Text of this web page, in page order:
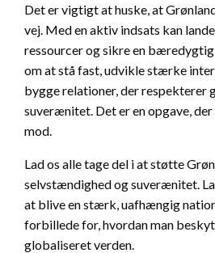
Det er vigtigt at huske, at
vej. Med en aktiv indsats kan
ressourcer og sikre en
om at stå fast, udvikle stærke
bygge relationer, der respekterer
suverænitet. Det er en opgave,
mod.
Lad os alle tage del i at støtte
selvstændighed og suverænitet.
at blive en stærk, uafhængig
forbillede for, hvordan man
globaliseret verden.